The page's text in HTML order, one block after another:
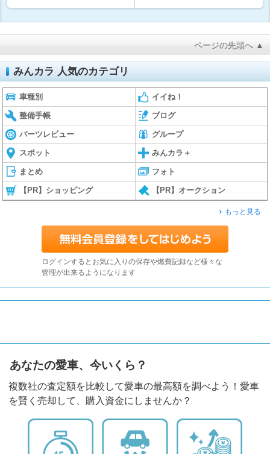
ページの先頭へ ▲
みんカラ 人気のカテゴリ
車種別 イイね！
整備手帳 ブログ
パーツレビュー グループ
スポット みんカラ＋
まとめ フォト
【PR】ショッピング 【PR】オークション
もっと見る
ログインするとお気に入りの保存や燃費記録など様々な
管理が出来るようになります
あなたの愛車、今いくら？
複数社の査定額を比較して愛車の最高額を調べよう！愛車
を賢く売却して、購入資金にしませんか？